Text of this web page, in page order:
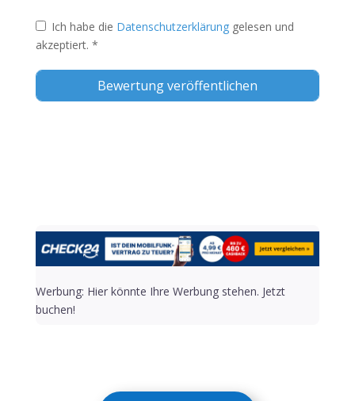
Ich habe die Datenschutzerklärung gelesen und
akzeptiert. *
Werbung: Hier könnte Ihre Werbung stehen. Jetzt
buchen!